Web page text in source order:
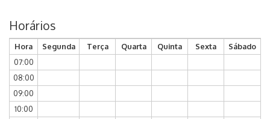
Horários
Hora Segunda Terça Quarta Quinta Sexta
Sábado
07:00
08:00
09:00
10:00